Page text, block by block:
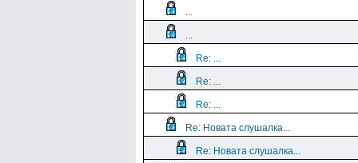
...
...
Re: ...
Re: ...
Re: ...
Re: Новата слушалка...
Re: Новата слушалка...